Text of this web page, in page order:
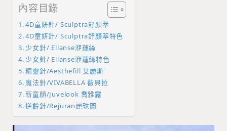
內容目錄
4D童妍針/ Sculptra舒顏萃
4D童妍針/ Sculptra舒顏萃特色
少女針/ Ellanse洢蓮絲
少女針/ Ellanse洢蓮絲特色
精靈針/Aesthefill 艾麗斯
魔法針/VIVABELLA 薇貝拉
新童顏/Juvelook 喬雅露
逆齡針/Rejuran麗珠蘭